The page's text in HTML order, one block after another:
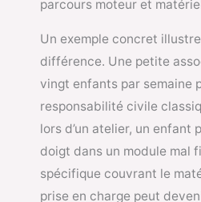
parcours moteur et
Un exemple concret
différence. Une petite
vingt enfants par semaine
responsabilité civile
lors d’un atelier, un enfant
doigt dans un module mal
spécifique couvrant le
prise en charge peut